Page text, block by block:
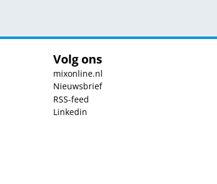
Volg ons
mixonline.nl
Nieuwsbrief
RSS-feed
Linkedin